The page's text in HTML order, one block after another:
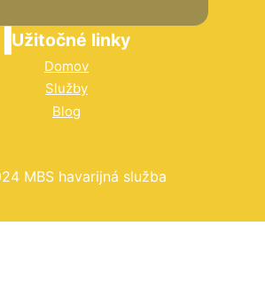
Užitočné linky
Domov
Služby
Blog
MBS havarijná služba